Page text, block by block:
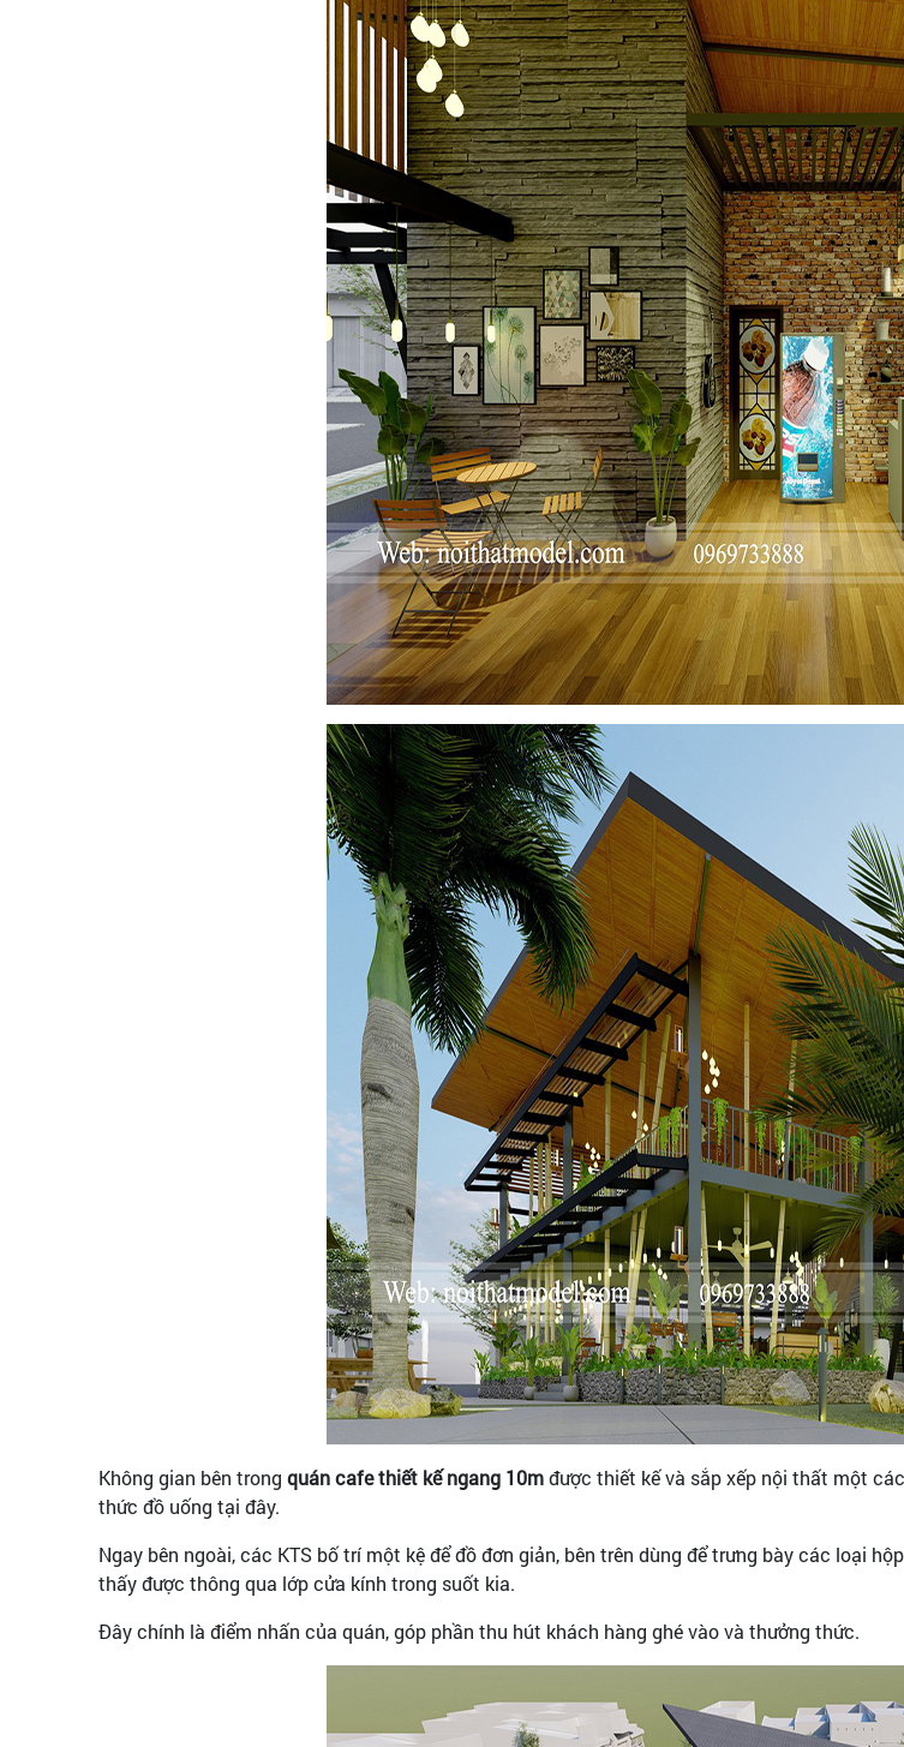
Không gian bên trong quán cafe thiết kế ngang 10mđược thiết kế và sắp xếp nội thất một
thức đồ uống tại đây.
Ngay bên ngoài, các KTS bố trí một kệ để đồ đơn giản, bên trên dùng để trưng bày các loại
thấy được thông qua lớp cửa kính trong suốt kia.
Đây chính là điểm nhấn của quán, góp phần thu hút khách hàng ghé vào và thưởng thức.